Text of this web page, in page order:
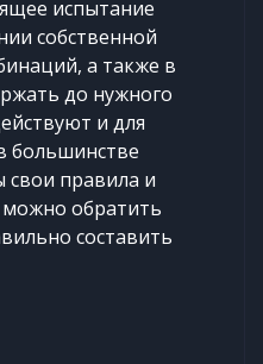
испытание
собственной
а также в
до нужного
и для
большинстве
свои правила и
можно обратить
составить